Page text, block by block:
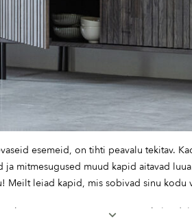
esemeid, on tihti peavalu tekitav.
mitmesugused muud kapid aitavad
leiad kapid, mis sobivad sinu
või magamistoas, sest tänu